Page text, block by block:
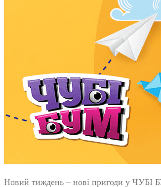
Новий тиждень – нові пригоди у ЧУБІ